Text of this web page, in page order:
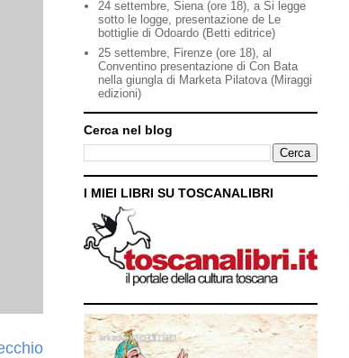
24 settembre, Siena (ore 18), a Si legge
sotto le logge, presentazione de Le
bottiglie di Odoardo (Betti editrice)
25 settembre, Firenze (ore 18), al
Conventino presentazione di Con Bata
nella giungla di Marketa Pilatova (Miraggi
edizioni)
Cerca nel blog
I MIEI LIBRI SU TOSCANALIBRI